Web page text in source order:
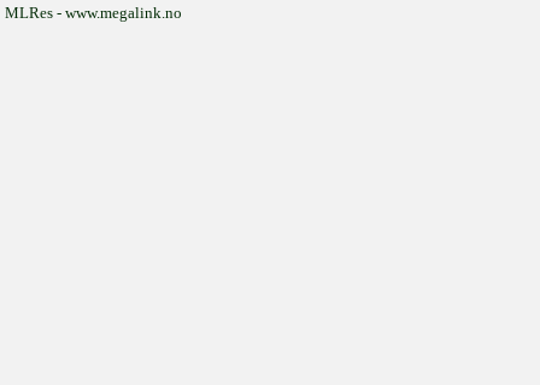
MLRes - www.megalink.no